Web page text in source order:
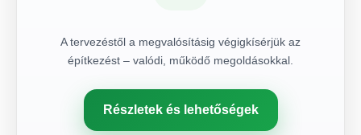
A tervezéstől a megvalósításig végigkísérjük az
építkezést – valódi, működő megoldásokkal.
Részletek és lehetőségek